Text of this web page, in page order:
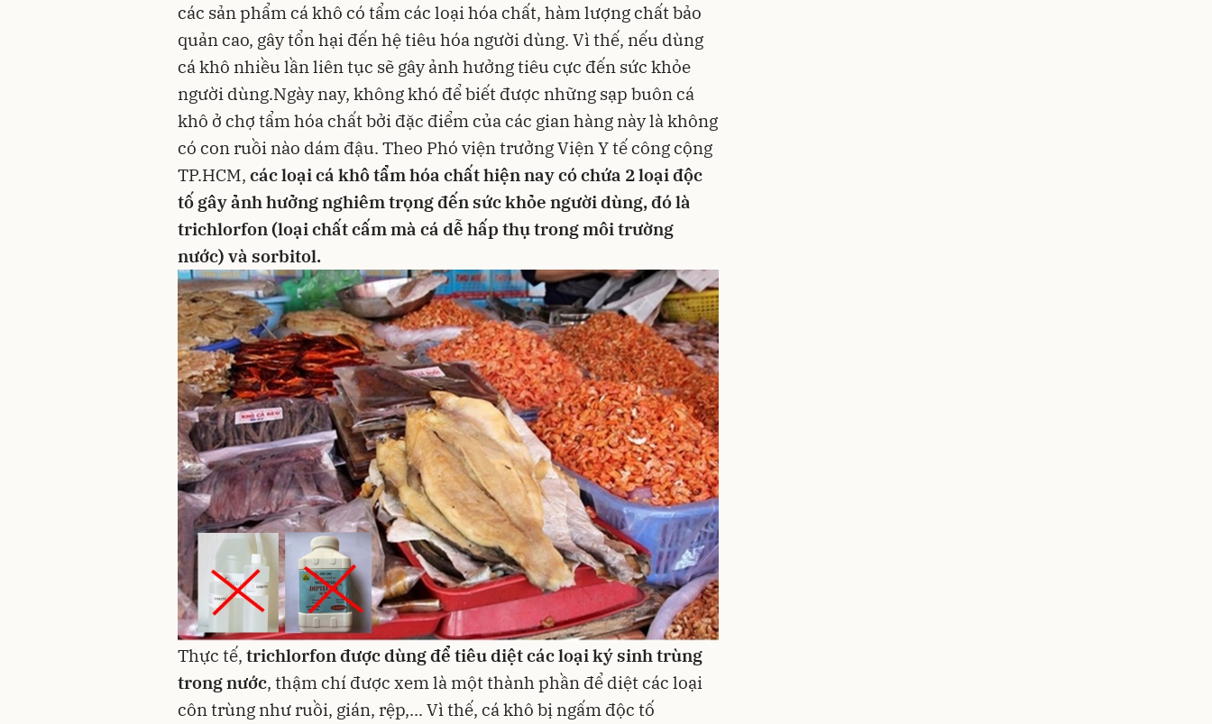
các sản phẩmcá khô có tẩm các loại hóa chất, hàm lượng chất bảo
quản cao, gây tổn hại đến hệ tiêu hóa người dùng. Vì thế, nếu dùng
cá khô nhiều lần liên tục sẽ gây ảnh hưởng tiêu cực đến sức khỏe
người dùng.Ngày nay, không khó để biết được những sạp buôn cá
khô ở chợ tẩm hóa chất bởi đặc điểm của các gian hàng này là không
có con ruồi nào dám đậu. Theo Phó viện trưởng Viện Y tế công cộng
TP.HCM, các loại cá khô tẩm hóa chất hiện nay có chứa 2 loại độc
tố gây ảnh hưởng nghiêm trọng đến sức khỏe người dùng, đó là
trichlorfon (loại chất cấm mà cá dễ hấp thụ trong môi trường
nước) và sorbitol.
Thực tế, trichlorfon được dùng để tiêu diệt các loại ký sinh trùng
trong nước, thậm chí được xem là một thành phần để diệt các loại
côn trùng như ruồi, gián, rệp,... Vì thế, cá khô bị ngấm độc tố